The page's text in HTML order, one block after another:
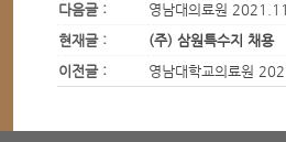
다음글 :
영남대의료원
현재글 :
(주) 삼원특수지 채용
이전글 :
영남대학교의료원